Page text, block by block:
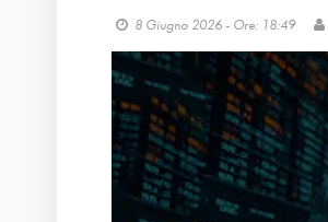
8 Giugno 2026 - Ore: 18:49